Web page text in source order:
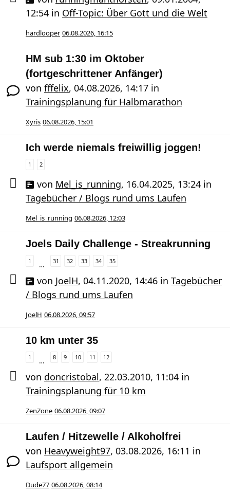
12:54 in Off-Topic: Über Gott und die Welt
hardlooper 06.08.2026, 16:15
HM sub 1:30 im Oktober
(fortgeschrittener Anfänger)
von fffelix, 04.08.2026, 14:17 in
Trainingsplanung für Halbmarathon
Xyris 06.08.2026, 15:01
Ich werde niemals freiwillig joggen!
1 2
von Mel_is_running, 16.04.2025, 13:24 in
Tagebücher / Blogs rund ums Laufen
Mel_is_running 06.08.2026, 12:03
Joels Daily Challenge - Streakrunning
1 … 31 32 33 34 35
von JoelH, 04.11.2020, 14:46 in Tagebücher
/ Blogs rund ums Laufen
JoelH 06.08.2026, 09:57
10 km unter 35
1 … 8 9 10 11 12
von doncristobal, 22.03.2010, 11:04 in
Trainingsplanung für 10 km
ZenZone 06.08.2026, 09:07
Laufen / Hitzewelle / Alkoholfrei
von Heavyweight97, 03.08.2026, 16:11 in
Laufsport allgemein
Dude77 06.08.2026, 08:14